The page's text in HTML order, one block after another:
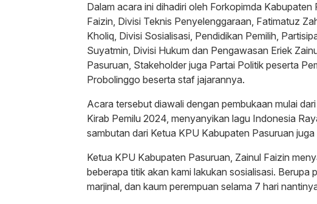
Dalam acara ini dihadiri oleh Forkopimda
Faizin, Divisi Teknis Penyelenggaraan, Fatimatuz
Kholiq, Divisi Sosialisasi, Pendidikan Pemilih,
Suyatmin, Divisi Hukum dan Pengawasan Eriek
Pasuruan, Stakeholder juga Partai Politik peserta
Probolinggo beserta staf jajarannya.
Acara tersebut diawali dengan pembukaan mulai
Kirab Pemilu 2024, menyanyikan lagu Indonesia
sambutan dari Ketua KPU Kabupaten Pasuruan
Ketua KPU Kabupaten Pasuruan, Zainul Faizin
beberapa titik akan kami lakukan sosialisasi.
marjinal, dan kaum perempuan selama 7 hari